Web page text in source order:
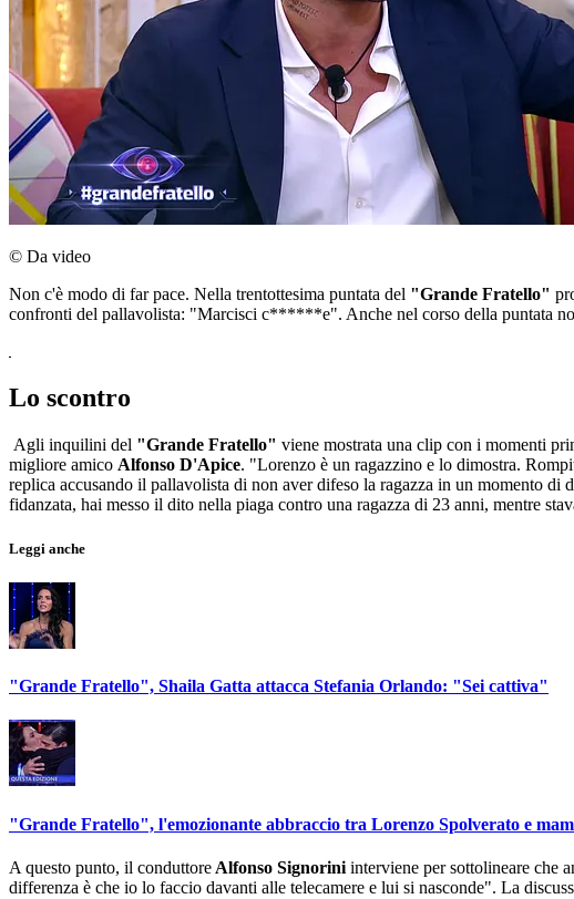
© Da video
Non c'è modo di far pace. Nella trentottesima puntata del "Grande Fratello"
confronti del pallavolista: "Marcisci c******e". Anche nel corso della puntata
Lo scontro
Agli inquilini del "Grande Fratello" viene mostrata una clip con i momenti
migliore amico Alfonso D'Apice. "Lorenzo è un ragazzino e lo dimostra.
replica accusando il pallavolista di non aver difeso la ragazza in un momento
fidanzata, hai messo il dito nella piaga contro una ragazza di 23 anni, mentre
Leggi anche
"Grande Fratello", Shaila Gatta attacca Stefania Orlando: "Sei cattiva"
"Grande Fratello", l'emozionante abbraccio tra Lorenzo Spolverato e
A questo punto, il conduttore Alfonso Signorini interviene per sottolineare che
differenza è che io lo faccio davanti alle telecamere e lui si nasconde". La